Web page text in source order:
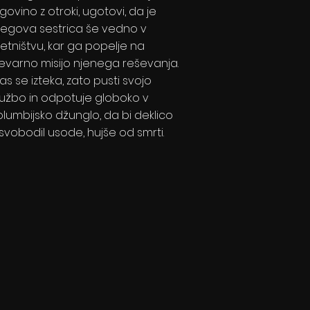
z otroki, ugotovi, da je
sestrica še vedno v
kar ga popelje na
misijo njenega reševanja.
se izteka, zato pusti svojo
in odpotuje globoko v
džunglo, da bi deklico
usode, hujše od smrti.